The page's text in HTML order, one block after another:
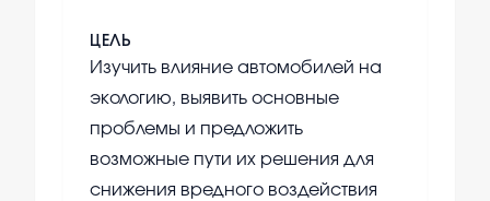
ЦЕЛЬ
Изучить влияние автомобилей на
экологию, выявить основные
проблемы и предложить
возможные пути их решения для
снижения вредного воздействия